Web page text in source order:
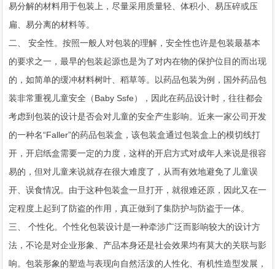
易分解的材料用于包装上，尽量采用质量轻、体积小、易压碎或压
扁、易分离的材料等。
二、 安全性。按照一般人对包装的理解，安全性也许是包装最基本
的要求之一，最早的包装起源也是为了对内在物的保护位目的而出现
的，如简单的缓冲材料树叶、稻草等。以药品包装为例，国外药品包
装非常重视儿童安全（Baby Ssfe），因此在药品设计时，往往都会
考虑到包装的设计是否会对儿童的安全产生影响。近来一家公司开发
的一种名“Faller”的药品包装盒，该包装盒通过包装盒上的模切线打
开，开启纸盒需要一定的力度，这样的开启方式对成年人来说是很容
易的，但对儿童来说就存在很大难度了，从而有效地避免了儿童误
开、误食情况。由于这种包装盒一旦打开，就很难还原，因此又在一
定程度上起到了防盗的作用，真正做到了集防护与防盗于一体。
三、 个性化。个性化包装设计是一种牵涉广泛而影响较大的设计方
法，不论是对企业形象、产品本身还是社会效果均有莫大的关联与影
响。包装形象的塑造与表现向自然活泼的人性化、有机性造型发展，